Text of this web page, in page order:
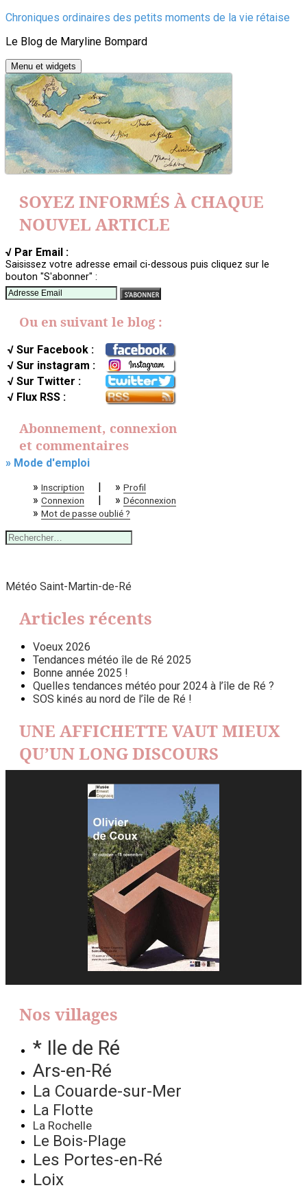
Aller
contenu
Chroniques ordinaires des petits moments de la vie rétaise
Le Blog de Maryline Bompard
Menu et widgets
SOYEZ INFORMÉS À CHAQUE
NOUVEL ARTICLE
√ Par Email :
Saisissez votre adresse email ci-dessous puis cliquez sur le
bouton "S'abonner" :
Ou en suivant le blog :
√ Sur Facebook :
√ Sur instagram :
√ Sur Twitter :
√ Flux RSS :
Abonnement, connexion
et commentaires
» Mode d'emploi
» Inscription | » Profil
» Connexion | » Déconnexion
» Mot de passe oublié ?
Rechercher :
Météo Saint-Martin-de-Ré
Articles récents
Voeux 2026
Tendances météo île de Ré 2025
Bonne année 2025 !
Quelles tendances météo pour 2024 à l’île de Ré ?
SOS kinés au nord de l’île de Ré !
UNE AFFICHETTE VAUT MIEUX
QU’UN LONG DISCOURS
Nos villages
* Ile de Ré
Ars-en-Ré
La Couarde-sur-Mer
La Flotte
La Rochelle
Le Bois-Plage
Les Portes-en-Ré
Loix